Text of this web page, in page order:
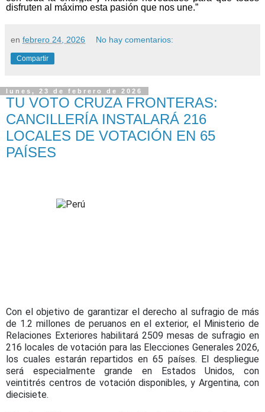
disfruten al máximo esta pasión que nos une.”
en febrero 24, 2026 No hay comentarios:
Compartir
lunes, 23 de febrero de 2026
TU VOTO CRUZA FRONTERAS:
CANCILLERÍA INSTALARÁ 216
LOCALES DE VOTACIÓN EN 65
PAÍSES
Con el objetivo de garantizar el derecho al sufragio de más
de 1.2 millones de peruanos en el exterior, el Ministerio de
Relaciones Exteriores habilitará 2509 mesas de sufragio en
216 locales de votación para las Elecciones Generales 2026,
los cuales estarán repartidos en 65 países. El despliegue
será especialmente grande en Estados Unidos, con
veintitrés centros de votación disponibles, y Argentina, con
diecisiete.